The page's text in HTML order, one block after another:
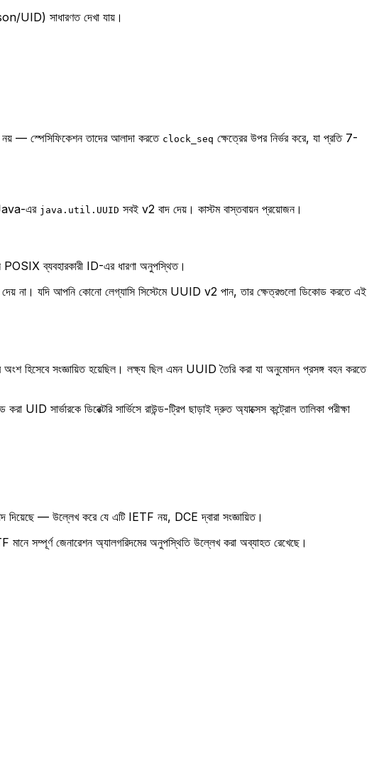
UID) সাধারণত দেখা যায়।
স্পেসিফিকেশন তাদের আলাদা করতে clock_seq ক্ষেত্রের উপর নির্ভর করে, যা প্রতি 7-
এর java.util.UUID সবই v2 বাদ দেয়। কাস্টম বাস্তবায়ন প্রয়োজন।
ব্যবহারকারী ID-এর ধারণা অনুপস্থিত।
না। যদি আপনি কোনো লেগ্যাসি সিস্টেমে UUID v2 পান, তার ক্ষেত্রগুলো ডিকোড করতে এই
হয়েছিল। লক্ষ্য ছিল এমন UUID তৈরি করা যা অনুমোদন প্রসঙ্গ বহন করতে
সার্ভারকে ডিরেক্টরি সার্ভিসে রাউন্ড-ট্রিপ ছাড়াই দ্রুত অ্যাক্সেস কন্ট্রোল তালিকা পরীক্ষা
দিয়েছে — উল্লেখ করে যে এটি IETF নয়, DCE দ্বারা সংজ্ঞায়িত।
সম্পূর্ণ জেনারেশন অ্যালগরিদমের অনুপস্থিতি উল্লেখ করা অব্যাহত রেখেছে।